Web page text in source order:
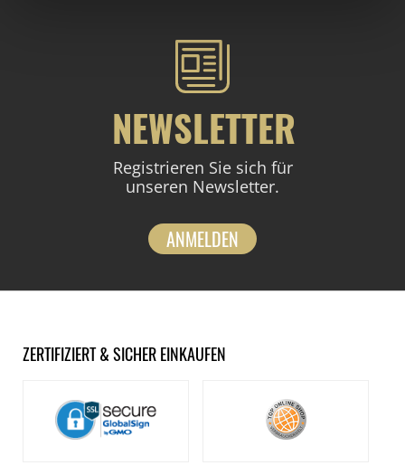
NEWSLETTER
Registrieren Sie sich für
unseren Newsletter.
ANMELDEN
ZERTIFIZIERT & SICHER EINKAUFEN